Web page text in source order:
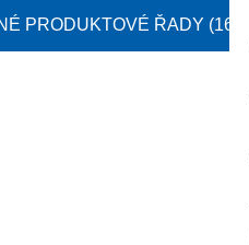
PRODUKTOVÉ ŘADY (16)：